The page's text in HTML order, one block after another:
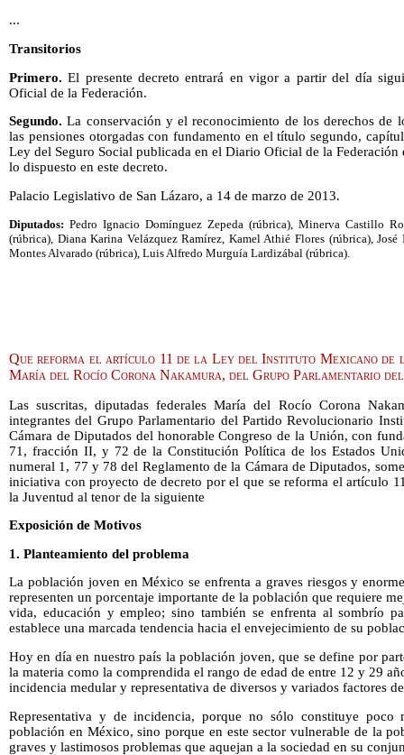
...
Transitorios
Primero.El presente decreto entrará en vigor a partir del día
Oficial de la Federación.
Segundo.La conservación y el reconocimiento de los derechos de
las pensiones otorgadas con fundamento en el título segundo,
Ley del Seguro Social publicada en el Diario Oficial de la
lo dispuesto en este decreto.
Palacio Legislativo de San Lázaro, a 14 de marzo de 2013.
Diputados: Pedro Ignacio Domínguez Zepeda (rúbrica), Minerva Castillo
(rúbrica), Diana Karina Velázquez Ramírez, Kamel Athié Flores (rúbrica),
Montes Alvarado (rúbrica), Luis Alfredo Murguía Lardizábal (rúbrica).
Que reforma el artículo 11 de la Ley del Instituto Mexicano de
María del Rocío Corona Nakamura, del Grupo Parlamentario
Las suscritas, diputadas federales María del Rocío Corona
integrantes del Grupo Parlamentario del Partido Revolucionario
Cámara de Diputados del honorable Congreso de la Unión, con
71, fracción II, y 72 de la Constitución Política de los Estados
numeral 1, 77 y 78 del Reglamento de la Cámara de Diputados,
iniciativa con proyecto de decreto por el que se reforma el artículo
la Juventud al tenor de la siguiente
Exposición de Motivos
1. Planteamiento del problema
La población joven en México se enfrenta a graves riesgos y
representen un porcentaje importante de la población que requiere
vida, educación y empleo; sino también se enfrenta al sombrío
establece una marcada tendencia hacia el envejecimiento de su
Hoy en día en nuestro país la población joven, que se define por
la materia como la comprendida el rango de edad de entre 12 y 29
incidencia medular y representativa de diversos y variados factores
Representativa y de incidencia, porque no sólo constituye
población en México, sino porque en este sector vulnerable de la
graves y lastimosos problemas que aquejan a la sociedad en su